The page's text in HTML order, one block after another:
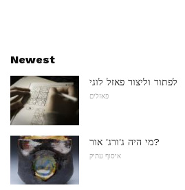
Newest
לפתור וליצור פאזל לוגי
פאזלים
מי היה ג'ורג' אור?
איסוף עתיק